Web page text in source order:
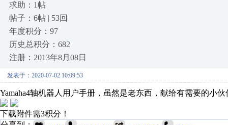
求助：1帖
帖子：6帖 | 53回
年度积分：97
历史总积分：682
注册：2013年8月08日
发表于：2020-07-02 10:09:53
Yamaha4轴机器人用户手册，虽然是老东西，献给有需要的小伙
下载附件需3积分！